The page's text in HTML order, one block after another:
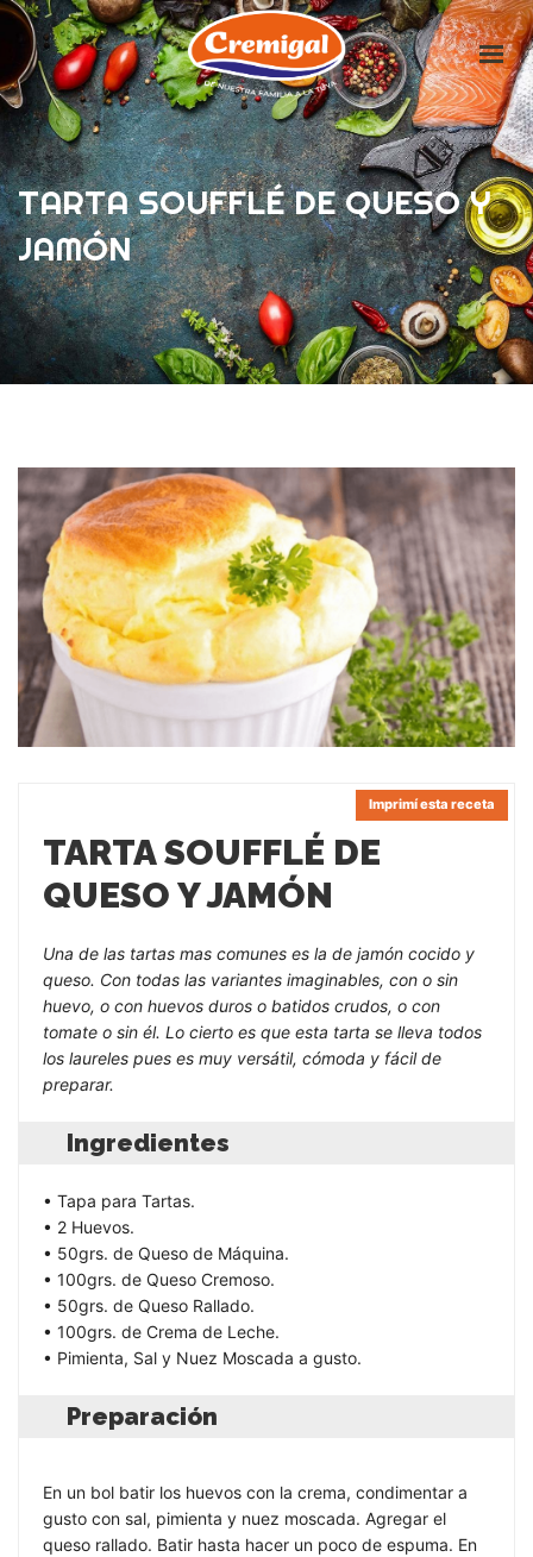
HOME
LA EMPRESA
PRODUCTOS
IDEAS DELICIOSAS
CONTACTO
TARTA SOUFFLÉ DE QUESO Y
JAMÓN
Imprimí esta receta
TARTA SOUFFLÉ DE
QUESO Y JAMÓN
Una de las tartas mas comunes es la de jamón cocido y
queso. Con todas las variantes imaginables, con o sin
huevo, o con huevos duros o batidos crudos, o con
tomate o sin él. Lo cierto es que esta tarta se lleva todos
los laureles pues es muy versátil, cómoda y fácil de
preparar.
Ingredientes
• Tapa para Tartas.
• 2 Huevos.
• 50grs. de Queso de Máquina.
• 100grs. de Queso Cremoso.
• 50grs. de Queso Rallado.
• 100grs. de Crema de Leche.
• Pimienta, Sal y Nuez Moscada a gusto.
Preparación
En un bol batir los huevos con la crema, condimentar a
gusto con sal, pimienta y nuez moscada. Agregar el
queso rallado. Batir hasta hacer un poco de espuma. En